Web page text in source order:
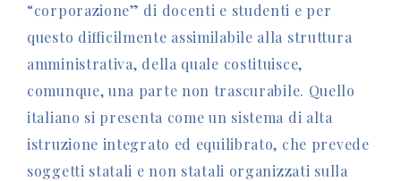
“corporazione” di docenti e studenti e per
questo difficilmente assimilabile alla struttura
amministrativa, della quale costituisce,
comunque, una parte non trascurabile. Quello
italiano si presenta come un sistema di alta
istruzione integrato ed equilibrato, che prevede
soggetti statali e non statali organizzati sulla